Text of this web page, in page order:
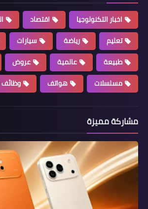
اخبار التكنولوجيا اقتصاد
تعليم
رياضة سيارات
طبيعة
عالمية عروض
مسلسلات
هواتف وظائف
مشاركة مميزة